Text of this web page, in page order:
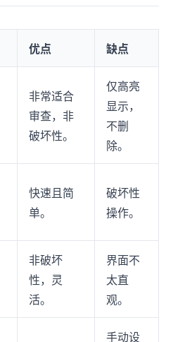
优点 缺点
非常适合
审查，非
破坏性。
仅高亮
显示，
不删
除。
快速且简
单。
破坏性
操作。
非破坏
性，灵
活。
界面不
太直
观。
手动设